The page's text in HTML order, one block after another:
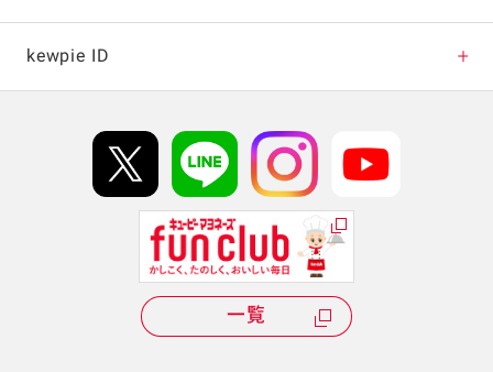
キャンペーン・イベント
kewpie ID
Hi! kewpieについて
Qummyについて
一覧